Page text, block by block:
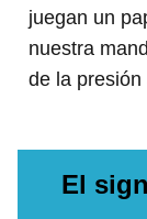
juegan un
nuestra
de la presión
El